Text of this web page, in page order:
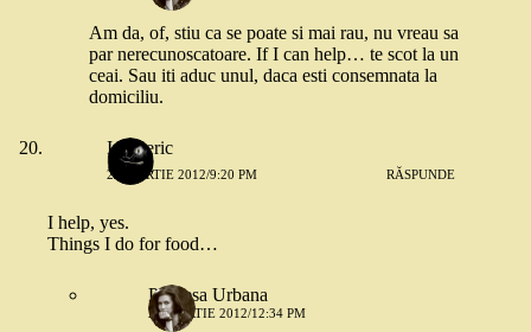
Am da, of, stiu ca se poate si mai rau, nu vreau sa
par nerecunoscatoare. If I can help… te scot la un
ceai. Sau iti aduc unul, daca esti consemnata la
domiciliu.
Intuneric
23 MARTIE 2012/9:20 PM RĂSPUNDE
I help, yes.
Things I do for food…
Printesa Urbana
24 MARTIE 2012/12:34 PM